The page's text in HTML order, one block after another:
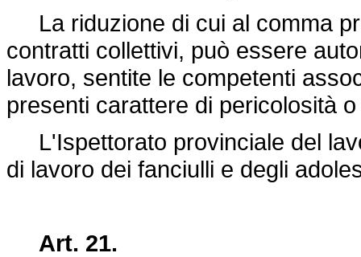
La riduzione di cui al comma
contratti collettivi, può essere
lavoro, sentite le competenti
presenti carattere di pericolosità
L'Ispettorato provinciale del
di lavoro dei fanciulli e degli
Art. 21.